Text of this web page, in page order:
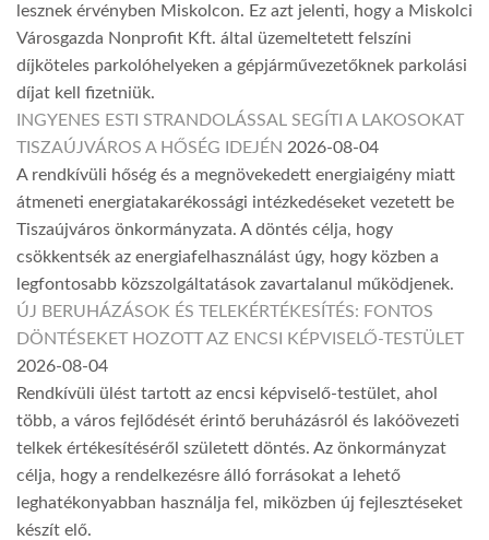
lesznek érvényben Miskolcon. Ez azt jelenti, hogy a Miskolci
Városgazda Nonprofit Kft. által üzemeltetett felszíni
díjköteles parkolóhelyeken a gépjárművezetőknek parkolási
díjat kell fizetniük.
INGYENES ESTI STRANDOLÁSSAL SEGÍTI A LAKOSOKAT
TISZAÚJVÁROS A HŐSÉG IDEJÉN 2026-08-04
A rendkívüli hőség és a megnövekedett energiaigény miatt
átmeneti energiatakarékossági intézkedéseket vezetett be
Tiszaújváros önkormányzata. A döntés célja, hogy
csökkentsék az energiafelhasználást úgy, hogy közben a
legfontosabb közszolgáltatások zavartalanul működjenek.
ÚJ BERUHÁZÁSOK ÉS TELEKÉRTÉKESÍTÉS: FONTOS
DÖNTÉSEKET HOZOTT AZ ENCSI KÉPVISELŐ-TESTÜLET
2026-08-04
Rendkívüli ülést tartott az encsi képviselő-testület, ahol
több, a város fejlődését érintő beruházásról és lakóövezeti
telkek értékesítéséről született döntés. Az önkormányzat
célja, hogy a rendelkezésre álló forrásokat a lehető
leghatékonyabban használja fel, miközben új fejlesztéseket
készít elő.